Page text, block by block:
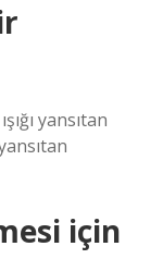
yansıtan
için